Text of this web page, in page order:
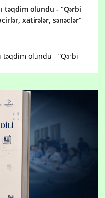
təqdim olundu - “Qərbi
xatirələr, sənədlər”
təqdim olundu - “Qərbi